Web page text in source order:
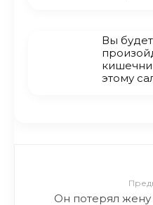
Вы
этому
Он потерял